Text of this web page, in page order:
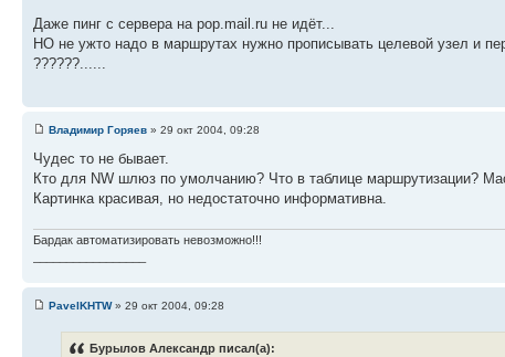
Даже пинг с сервера на pop.mail.ru не идёт...
НО не ужто надо в маршрутах нужно прописывать целевой узел и
??????......
Владимир Горяев » 29 окт 2004, 09:28
Чудес то не бывает.
Кто для NW шлюз по умолчанию? Что в таблице маршрутизации?
Картинка красивая, но недостаточно информативна.
Бардак автоматизировать невозможно!!!
PavelKHTW» 29 окт 2004, 09:28
Бурылов Александр писал(а):